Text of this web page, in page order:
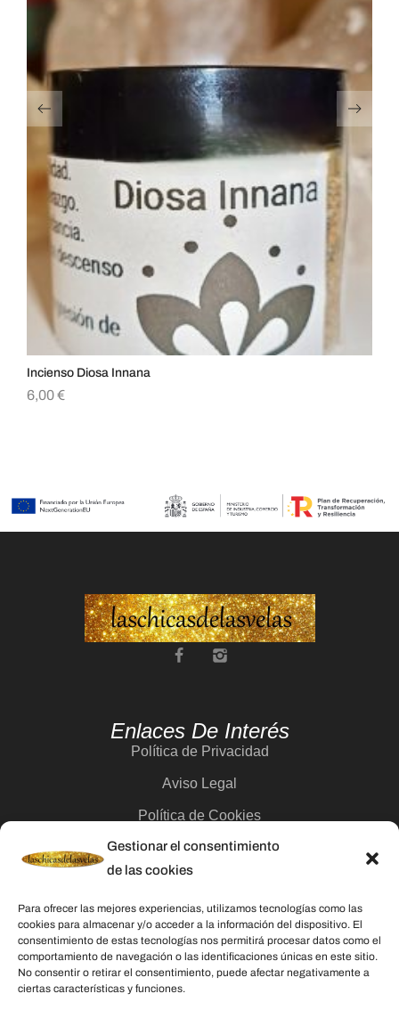
Gestionar el consentimiento
de las cookies
Para ofrecer las mejores experiencias, utilizamos tecnologías como las
cookies para almacenar y/o acceder a la información del dispositivo. El
consentimiento de estas tecnologías nos permitirá procesar datos como el
comportamiento de navegación o las identificaciones únicas en este sitio.
No consentir o retirar el consentimiento, puede afectar negativamente a
ciertas características y funciones.
Incienso Diosa Innana
6,00€
Enlaces De Interés
Política de Privacidad
Aviso Legal
Política de Cookies
Contacto
Categorías
Velas
Inciensos
Aceites esenciales